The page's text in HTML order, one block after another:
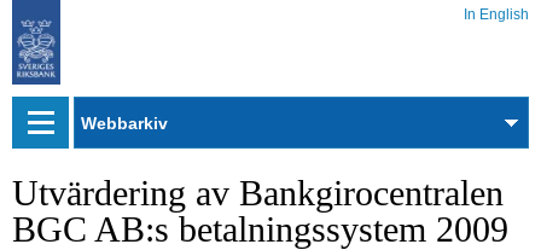
In English
Webbarkiv
Utvärdering av Bankgirocentralen
BGC AB:s betalningssystem 2009